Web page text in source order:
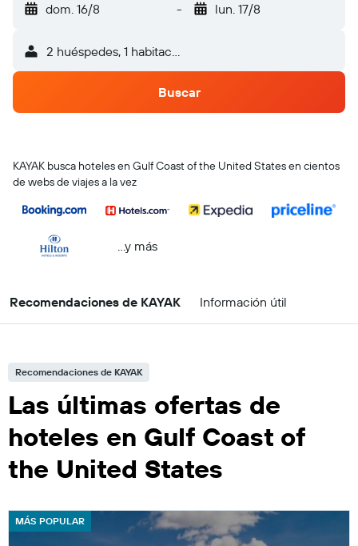
dom. 16/8 - lun. 17/8
2 huéspedes, 1 habitación
Buscar
KAYAK busca hoteles en Gulf Coast of the United States en cientos
de webs de viajes a la vez
...y más
Recomendaciones de KAYAK Información útil
Recomendaciones de KAYAK
Las últimas ofertas de
hoteles en Gulf Coast of
the United States
MÁS POPULAR